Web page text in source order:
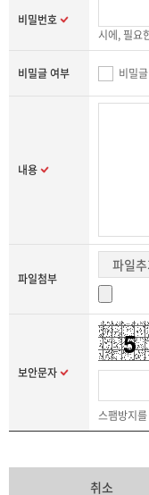
비밀번호
시에, 필요
비밀글 여부 비밀글
내용
파일첨부
파일
보안문자
스팸방지
취소